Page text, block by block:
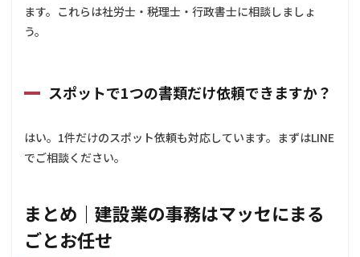
業務
3.2
ット
で1つ
の書
頼で
きま
す
か？
ます。これらは社労士・税理士・行政書士に相談しましょ
う。
スポットで1つの書類だけ依頼できますか？
はい。1件だけのスポット依頼も対応しています。まずはLINE
でご相談ください。
まとめ｜建設業の事務はマッセにまる
ごとお任せ